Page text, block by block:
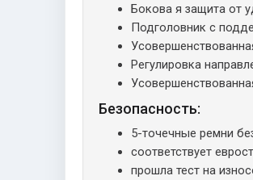
Бокова я защита от
Подголовник с
Регулировка
Безопасность:
5-точечные ремни
соответствует
прошла тест на